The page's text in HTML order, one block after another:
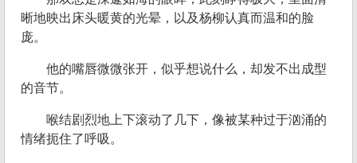
晰地映出床头暖黄的光晕，以及杨柳认真而温和的脸
庞。
他的嘴唇微微张开，似乎想说什么，却发不出成型
的音节。
喉结剧烈地上下滚动了几下，像被某种过于汹涌的
情绪扼住了呼吸。